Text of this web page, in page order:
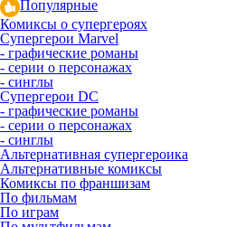
Популярные
Комиксы о супергероях
Супергерои Marvel
- графические романы
- серии о персонажах
- синглы
Супергерои DC
- графические романы
- серии о персонажах
- синглы
Альтернативная супергероика
Альтернативные комиксы
Комиксы по франшизам
По фильмам
По играм